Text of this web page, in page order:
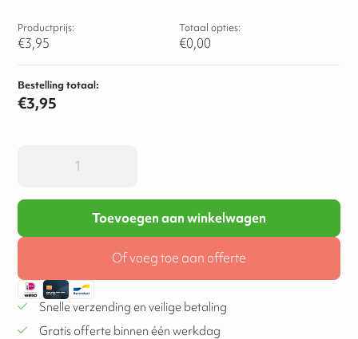
Productprijs:
€3,95
Totaal opties:
€0,00
Bestelling totaal:
€3,95
Toevoegen aan winkelwagen
Of voeg toe aan offerte
Snelle verzending en veilige betaling
Gratis offerte binnen één werkdag